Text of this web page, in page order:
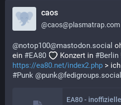
caos
@caos@plasmatrap.com
@notop100@mastodon.social
ein #EA80 Konzert in #Berlin
https://ea80.net/index2.php >
#Punk @punk@fedigroups.social
EA80 -